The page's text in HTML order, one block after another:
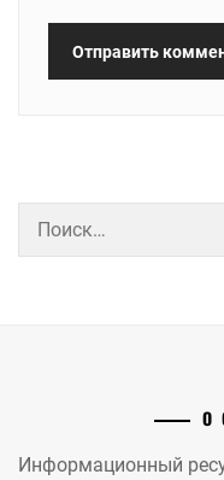
О
Информационный